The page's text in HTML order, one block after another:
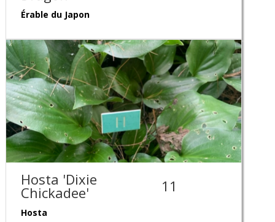
Érable du Japon
Hosta 'Dixie
Chickadee' 11
Hosta